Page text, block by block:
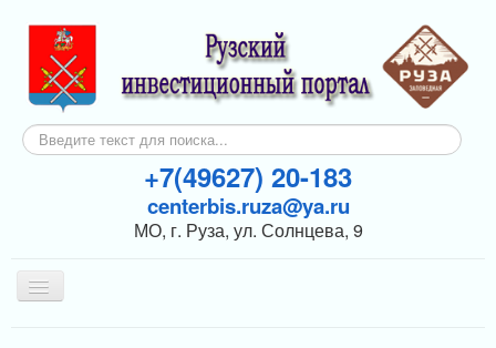
Искать...
+7(49627) 20-183
centerbis.ruza@ya.ru
МО, г. Руза, ул. Солнцева, 9
Включить/
выключить